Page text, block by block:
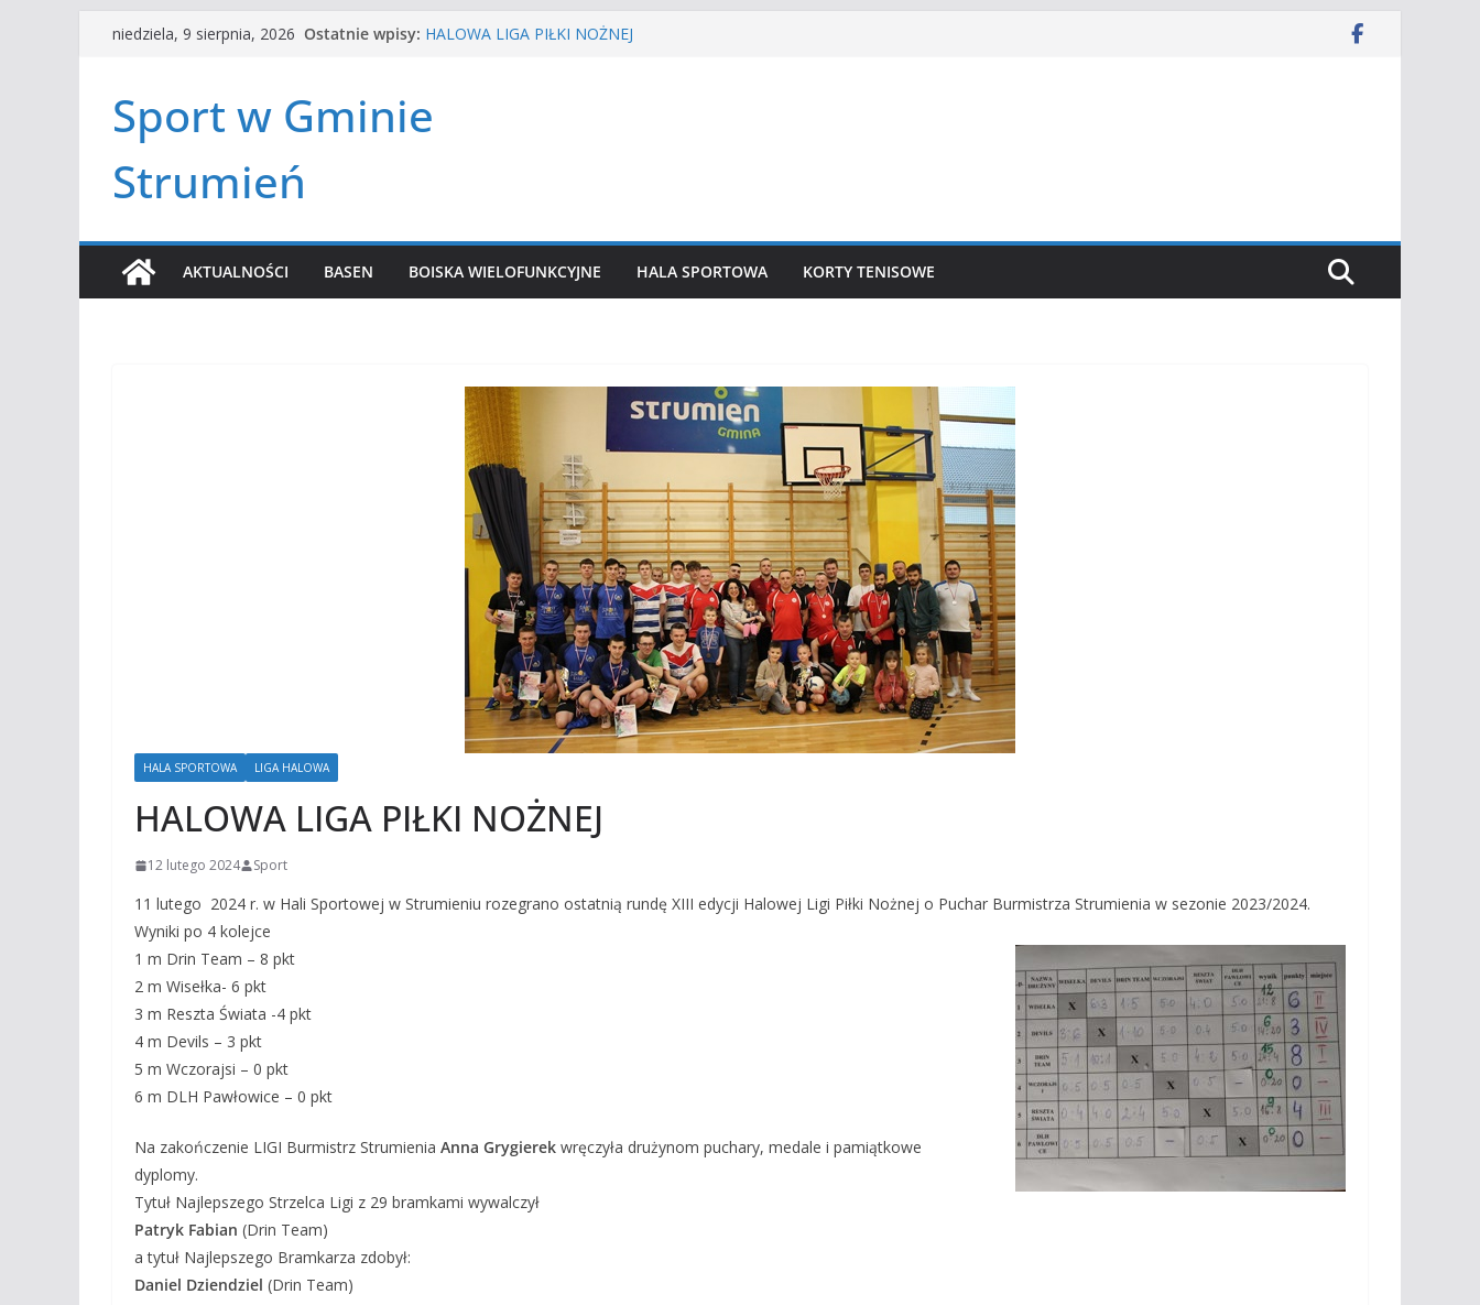
Przejdźniedziela, 9 sierpnia, 2026 Ostatnie wpisy: HALOWA LIGA PIŁKI NOŻNEJ
Czwórbój lekkoatletyczny
Sport w Gminie
Strumień
AKTUALNOŚCI BASEN BOISKA WIELOFUNKCYJNE HALA SPORTOWA KORTY TENISOWE
HALA SPORTOWA LIGA HALOWA
HALOWA LIGA PIŁKI NOŻNEJ
12 lutego 2024 Sport
11 lutego 2024 r. w Hali Sportowej w Strumieniu rozegrano ostatnią rundę XIII edycji Halowej Ligi Piłki Nożnej o Puchar Burmistrza Strumienia w sezonie 2023/2024.
Wyniki po 4 kolejce
1 m Drin Team – 8 pkt
2 m Wisełka- 6 pkt
3 m Reszta Świata -4 pkt
4 m Devils – 3 pkt
5 m Wczorajsi – 0 pkt
6 m DLH Pawłowice – 0 pkt
Na zakończenie LIGI Burmistrz Strumienia Anna Grygierek wręczyła drużynom puchary, medale i pamiątkowe
dyplomy.
Tytuł Najlepszego Strzelca Ligi z 29 bramkami wywalczył
Patryk Fabian (Drin Team)
a tytuł Najlepszego Bramkarza zdobył:
Daniel Dziendziel (Drin Team)